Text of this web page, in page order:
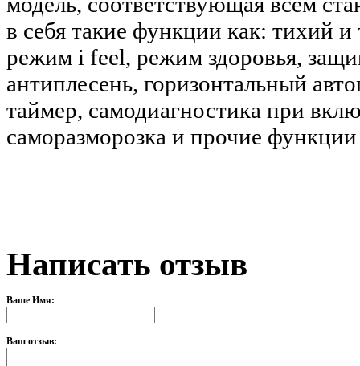
в себя такие функции как: тихий
режим i feel, режим здоровья,
антиплесень, горизонтальный
таймер, самодиагностика при
саморазморозка и прочие функции
Написать отзыв
Ваше Имя:
Ваш отзыв: